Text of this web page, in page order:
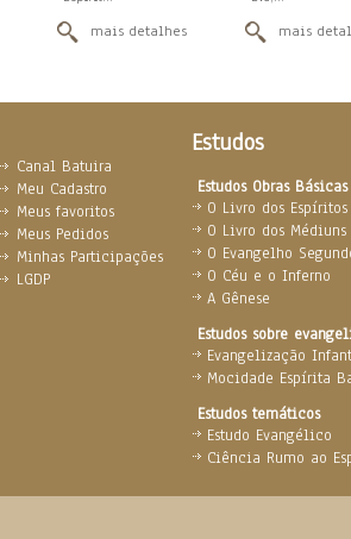
mais detalhes
mais
Estudos
Estudos Obras Básicas
O Livro dos Espíritos
O Livro dos Médiuns
O Evangelho
O Céu e o Inferno
A Gênese
Estudos sobre
Evangelização
Mocidade Espírita
Estudos temáticos
Estudo Evangélico
Ciência Rumo ao
Canal Batuira
Meu Cadastro
Meus favoritos
Meus Pedidos
Minhas Participações
LGDP